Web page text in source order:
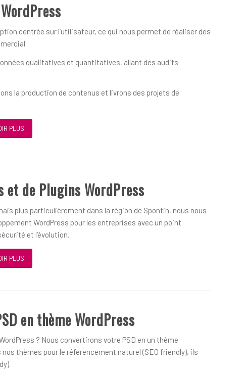
centrée sur l’utilisateur, ce qui nous permet de réaliser des
qualitatives et quantitatives, allant des audits
la production de contenus et livrons des projets de
PLUS
et de Plugins WordPress
plus particulièrement dans la région de Spontin, nous nous
WordPress pour les entreprises avec un point
et l’évolution.
PLUS
en thème WordPress
? Nous convertirons votre PSD en un thème
thèmes pour le référencement naturel (SEO friendly), ils